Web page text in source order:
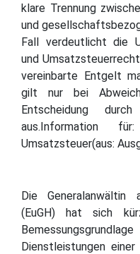
klare Trennung
und
Fall verdeutlicht die
und
vereinbarte Entgelt
gilt nur bei
Entscheidung
aus.Information
Umsatzsteuer(aus:
Die Generalanwältin
(EuGH) hat sich
Dienstleistungen